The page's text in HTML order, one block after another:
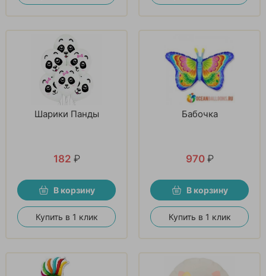
Шарики Панды
182 ₽
В корзину
Купить в 1 клик
Бабочка
970 ₽
В корзину
Купить в 1 клик